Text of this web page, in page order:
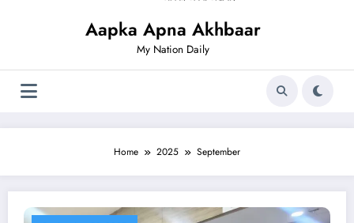
Aapka Apna Akhbaar
My Nation Daily
Home 2025 September